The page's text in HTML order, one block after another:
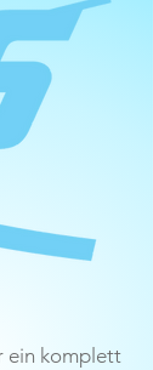
ein komplett